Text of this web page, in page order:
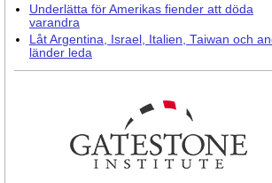
Underlätta för Amerikas fiender att döda
varandra
Låt Argentina, Israel, Italien, Taiwan och
länder leda